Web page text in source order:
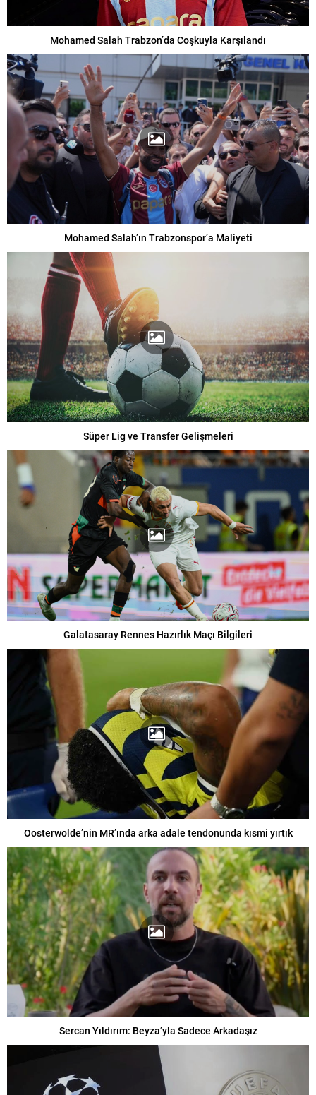
Mohamed Salah Trabzon’da Coşkuyla Karşılandı
Mohamed Salah’ın Trabzonspor’a Maliyeti
Süper Lig ve Transfer Gelişmeleri
Galatasaray Rennes Hazırlık Maçı Bilgileri
Oosterwolde’nin MR’ında arka adale tendonunda kısmi yırtık
Sercan Yıldırım: Beyza’yla Sadece Arkadaşız